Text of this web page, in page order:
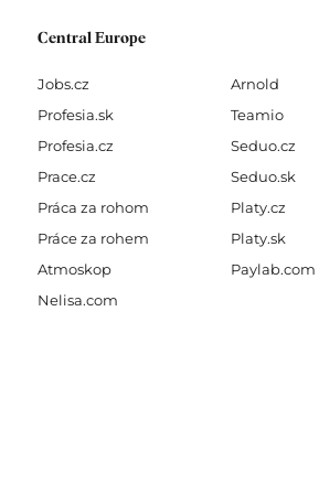
Central Europe
Jobs.cz
Profesia.sk
Profesia.cz
Prace.cz
Práca za rohom
Práce za rohem
Atmoskop
Nelisa.com
Arnold
Teamio
Seduo.cz
Seduo.sk
Platy.cz
Platy.sk
Paylab.com